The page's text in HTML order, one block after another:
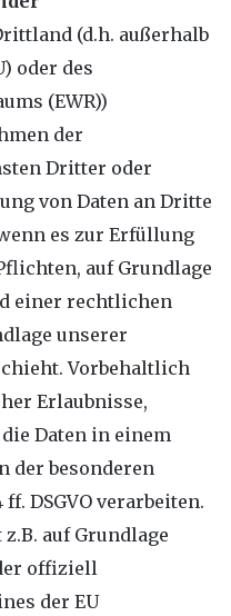
(d.h. außerhalb
oder des
(EWR))
der
Dritter oder
von Daten an Dritte
es zur Erfüllung
auf Grundlage
einer rechtlichen
unserer
Vorbehaltlich
Erlaubnisse,
Daten in einem
der besonderen
DSGVO verarbeiten.
auf Grundlage
offiziell
der EU